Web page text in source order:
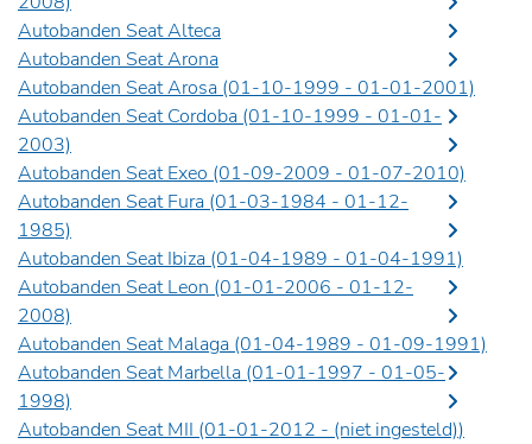
Autobanden Seat Alteca
Autobanden Seat Arona
Autobanden Seat Arosa (01-10-1999 - 01-01-2001)
Autobanden Seat Cordoba (01-10-1999 - 01-01-
2003)
Autobanden Seat Exeo (01-09-2009 - 01-07-2010)
Autobanden Seat Fura (01-03-1984 - 01-12-
1985)
Autobanden Seat Ibiza (01-04-1989 - 01-04-1991)
Autobanden Seat Leon (01-01-2006 - 01-12-
2008)
Autobanden Seat Malaga (01-04-1989 - 01-09-1991)
Autobanden Seat Marbella (01-01-1997 - 01-05-
1998)
Autobanden Seat MII (01-01-2012 - (niet ingesteld))